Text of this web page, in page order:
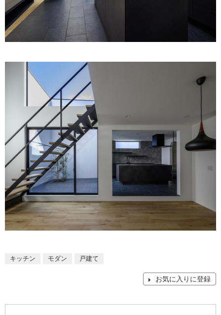
キッチン モダン 戸建て
お気に入りに登録